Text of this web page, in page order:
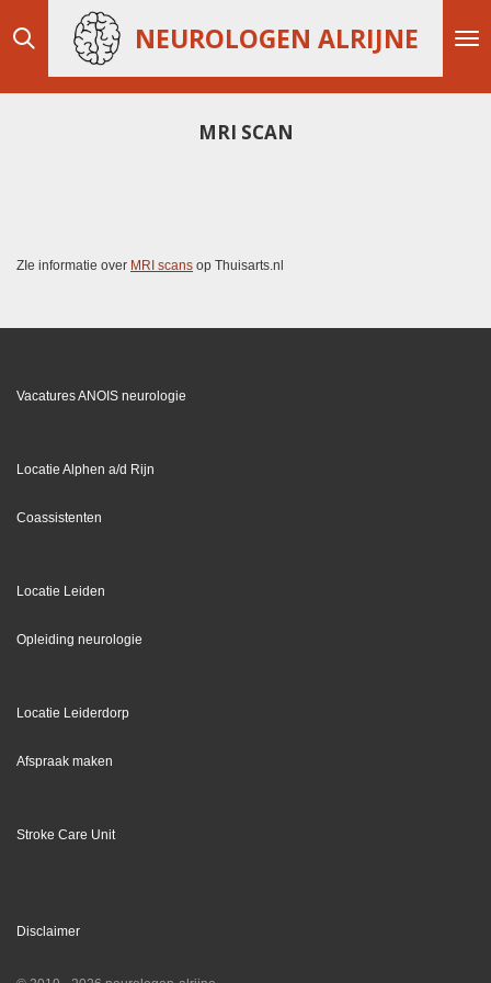
direct
de
NEUROLOGEN ALRIJNE
MRI SCAN
ZIe informatie over MRI scans op Thuisarts.nl
Vacatures ANOIS neurologie
Locatie Alphen a/d Rijn
Coassistenten
Locatie Leiden
Opleiding neurologie
Locatie Leiderdorp
Afspraak maken
Stroke Care Unit
Disclaimer